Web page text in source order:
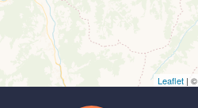
Leaflet | ©